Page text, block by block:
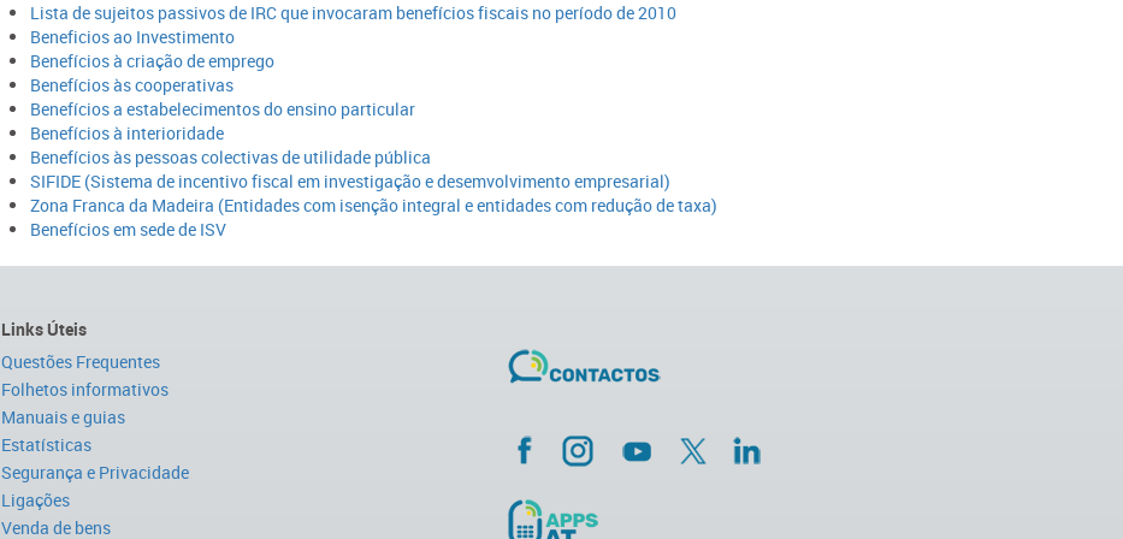
Lista de sujeitos passivos de IRC que invocaram benefícios fiscais no período de 2010
Beneficios ao Investimento
Benefícios à criação de emprego
Benefícios às cooperativas
Benefícios a estabelecimentos do ensino particular
Benefícios à interioridade
Benefícios às pessoas colectivas de utilidade pública
SIFIDE (Sistema de incentivo fiscal em investigação e desemvolvimento empresarial)
Zona Franca da Madeira (Entidades com isenção integral e entidades com redução de taxa)
Benefícios em sede de ISV
Links Úteis
Questões Frequentes
Folhetos informativos
Manuais e guias
Estatísticas
Segurança e Privacidade
Ligações
Venda de bens